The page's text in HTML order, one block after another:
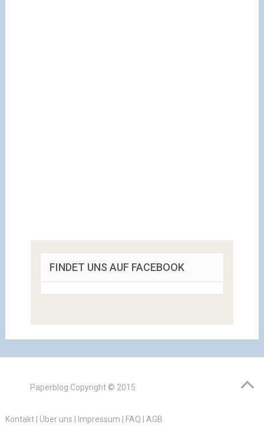
FINDET UNS AUF FACEBOOK
Paperblog Copyright © 2015.
Kontakt| Über uns Impressum FAQ AGB